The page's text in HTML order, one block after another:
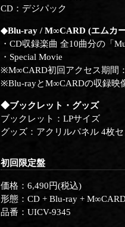
CD：デジパック
◆Blu-ray / M∞CARD (エムカ
・CD収録楽曲 全10曲分の「
・Special Movie
※M∞CARD初回アクセス期間
※Blu-rayとM∞CARDの収録映
◆ブックレット・グッズ
ブックレット：LPサイズ
グッズ：アクリルパネル 4枚セ
初回限定盤
価格：6,490円(税込)
形態：CD + Blu-ray +
品番：UICV-9345